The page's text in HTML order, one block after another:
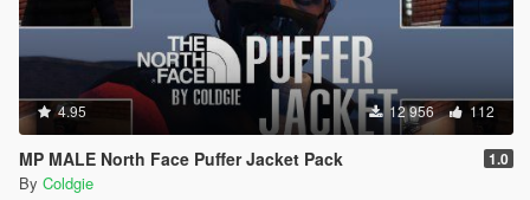
4.95 12 956 112
MP MALE North Face Puffer Jacket Pack 1.0
By Coldgie